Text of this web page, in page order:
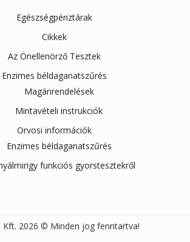
Egészségpénztárak
Cikkek
Az Önellenörző Tesztek
Enzimes béldaganatszűrés
Magánrendelések
Mintavételi instrukciók
Orvosi információk
Enzimes béldaganatszűrés
funkciós gyorstesztekről
Kft. 2026 © Minden jog fenntartva!